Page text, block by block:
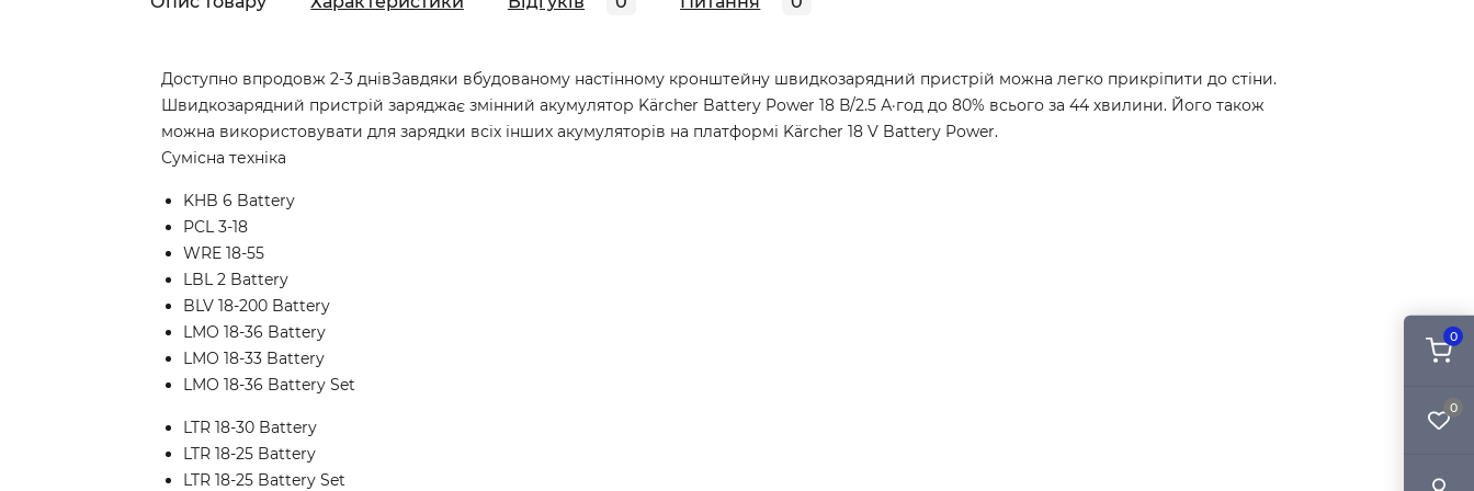
0
0
Доступно впродовж 2-3 днівЗавдяки вбудованому настінному кронштейну швидкозарядний пристрій можна легко прикріпити до стіни.
Швидкозарядний пристрій заряджає змінний акумулятор Kärcher Battery Power 18 В/2.5 А·год до 80% всього за 44 хвилини. Його також
можна використовувати для зарядки всіх інших акумуляторів на платформі Kärcher 18 V Battery Power.
Сумісна техніка
KHB 6 Battery
PCL 3-18
WRE 18-55
LBL 2 Battery
BLV 18-200 Battery
LMO 18-36 Battery
LMO 18-33 Battery
LMO 18-36 Battery Set
LTR 18-30 Battery
LTR 18-25 Battery
LTR 18-25 Battery Set